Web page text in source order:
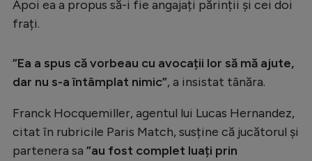
Apoi ea a propus să-i fie angajați părinții şi cei doi
frați.
”Ea a spus că vorbeau cu avocații lor să mă ajute,
dar nu s-a întâmplat nimic”, a insistat tânăra.
Franck Hocquemiller, agentul lui Lucas Hernandez,
citat în rubricile Paris Match, susține că jucătorul şi
partenera sa ”au fost complet luați prin